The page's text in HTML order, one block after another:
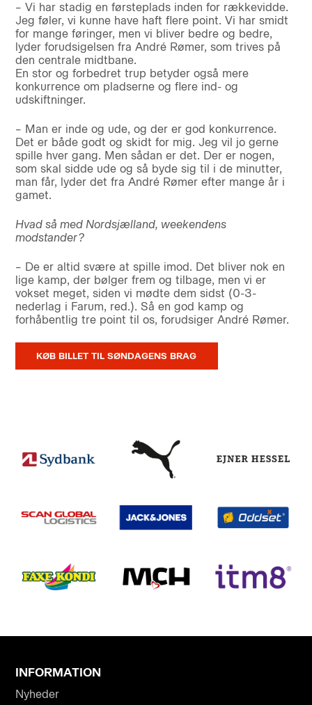
– Vi har stadig en førsteplads inden for rækkevidde.
Jeg føler, vi kunne have haft flere point. Vi har smidt
for mange føringer, men vi bliver bedre og bedre,
lyder forudsigelsen fra André Rømer, som trives på
den centrale midtbane.
En stor og forbedret trup betyder også mere
konkurrence om pladserne og flere ind- og
udskiftninger.
– Man er inde og ude, og der er god konkurrence.
Det er både godt og skidt for mig. Jeg vil jo gerne
spille hver gang. Men sådan er det. Der er nogen,
som skal sidde ude og så byde sig til i de minutter,
man får, lyder det fra André Rømer efter mange år i
gamet.
Hvad så med Nordsjælland, weekendens
modstander?
– De er altid svære at spille imod. Det bliver nok en
lige kamp, der bølger frem og tilbage, men vi er
vokset meget, siden vi mødte dem sidst (0-3-
nederlag i Farum, red.). Så en god kamp og
forhåbentlig tre point til os, forudsiger André Rømer.
KØB BILLET TIL SØNDAGENS BRAG
INFORMATION
Nyheder